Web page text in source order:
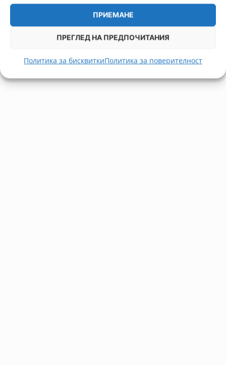
ПРИЕМАНЕ
ПРЕГЛЕД НА ПРЕДПОЧИТАНИЯ
Политика за бисквиткиПолитика за поверителност